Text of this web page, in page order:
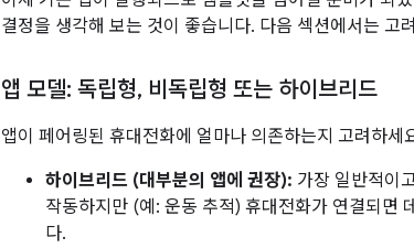
결정을 생각해 보는 것이 좋습니다. 다음 섹션에서는 고
앱 모델: 독립형, 비독립형 또는 하이브리드
앱이 페어링된 휴대전화에 얼마나 의존하는지 고려하세
하이브리드 (대부분의 앱에 권장): 가장 일반적이
작동하지만 (예: 운동 추적) 휴대전화가 연결되면
다.